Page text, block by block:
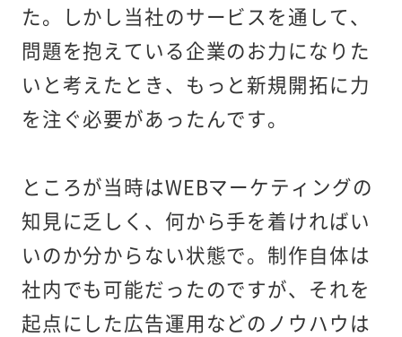
た。しかし当社のサービスを通して、
問題を抱えている企業のお力になりた
いと考えたとき、もっと新規開拓に力
を注ぐ必要があったんです。
ところが当時はWEBマーケティングの
知見に乏しく、何から手を着ければい
いのか分からない状態で。制作自体は
社内でも可能だったのですが、それを
起点にした広告運用などのノウハウは